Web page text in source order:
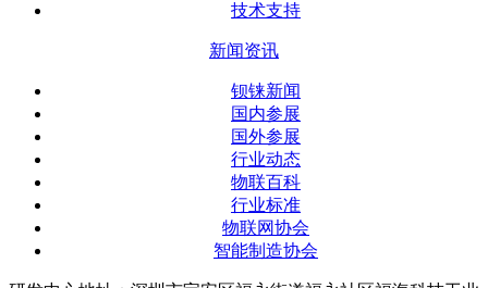
技术支持
新闻资讯
钡铼新闻
国内参展
国外参展
行业动态
物联百科
行业标准
物联网协会
智能制造协会